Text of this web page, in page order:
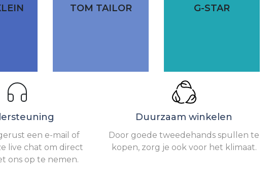
TOM TAILOR G-STAR
een e-mail of
live chat om direct
ons op te nemen.
Duurzaam winkelen
Door goede tweedehands spullen te
kopen, zorg je ook voor het klimaat.